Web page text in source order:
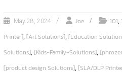
May 28, 2024 Joe 101,
Printer],[Art Solutions],[Education
Solutions],[Kids-Family-Solutions],
[product design Solutions],[SLA/DLP